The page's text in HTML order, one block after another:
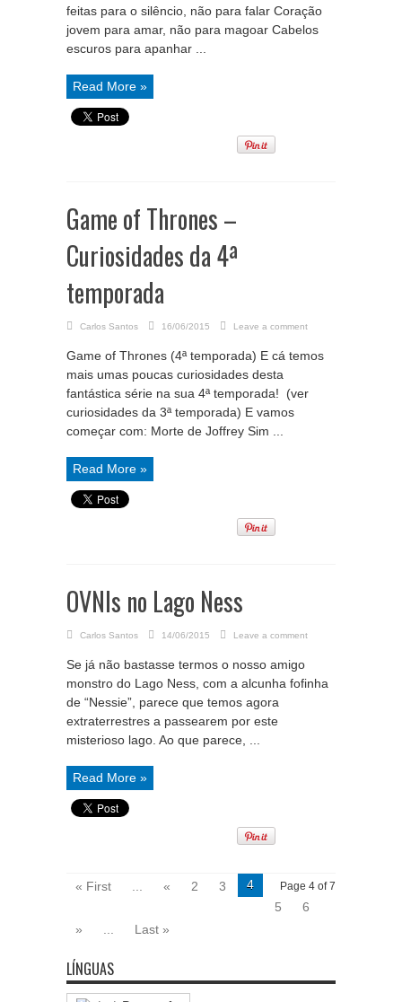
feitas para o silêncio, não para falar Coração
jovem para amar, não para magoar Cabelos
escuros para apanhar ...
Read More »
Game of Thrones –
Curiosidades da 4ª
temporada
Carlos Santos 16/06/2015 Leave a comment
Game of Thrones (4ª temporada) E cá temos
mais umas poucas curiosidades desta
fantástica série na sua 4ª temporada! (ver
curiosidades da 3ª temporada) E vamos
começar com: Morte de Joffrey Sim ...
Read More »
OVNIs no Lago Ness
Carlos Santos 14/06/2015 Leave a comment
Se já não bastasse termos o nosso amigo
monstro do Lago Ness, com a alcunha fofinha
de “Nessie”, parece que temos agora
extraterrestres a passearem por este
misterioso lago. Ao que parece, ...
Read More »
Page 4 of 7
« First « 2 3
4
5
6
»
Last »
LÍNGUAS